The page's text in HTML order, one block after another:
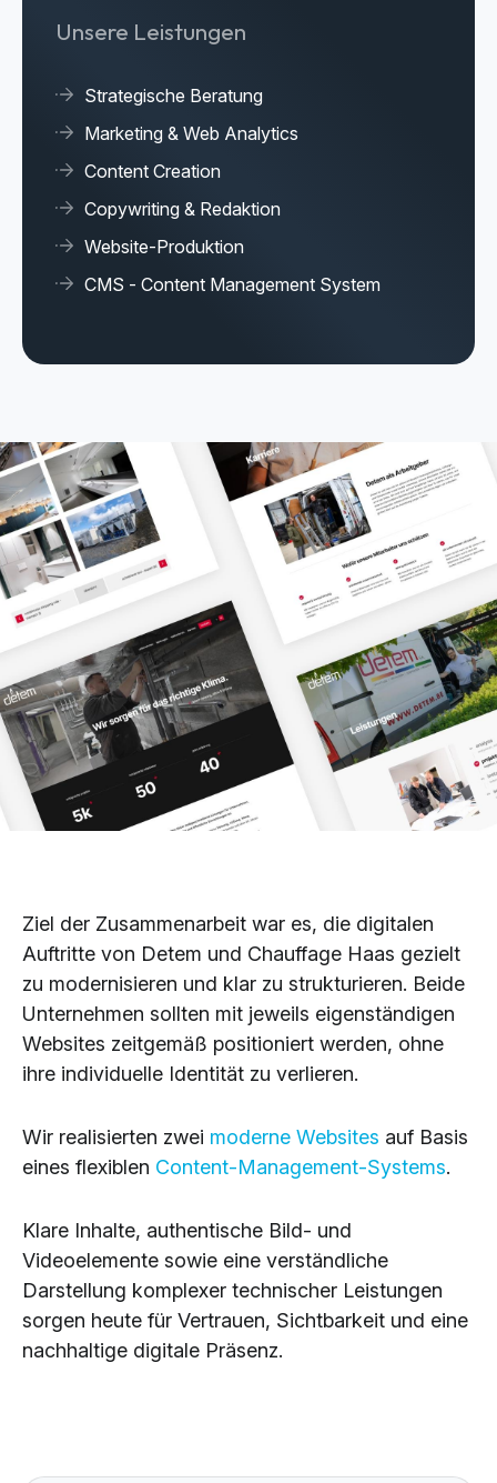
Unsere Leistungen
Strategische Beratung
Marketing & Web Analytics
Content Creation
Copywriting & Redaktion
Website-Produktion
CMS - Content Management System
Ziel der Zusammenarbeit war es, die digitalen
Auftritte von Detem und Chauffage Haas gezielt
zu modernisieren und klar zu strukturieren. Beide
Unternehmen sollten mit jeweils eigenständigen
Websites zeitgemäß positioniert werden, ohne
ihre individuelle Identität zu verlieren.
Wir realisierten zwei moderne Websites auf Basis
eines flexiblen Content-Management-Systems.
Klare Inhalte, authentische Bild- und
Videoelemente sowie eine verständliche
Darstellung komplexer technischer Leistungen
sorgen heute für Vertrauen, Sichtbarkeit und eine
nachhaltige digitale Präsenz.